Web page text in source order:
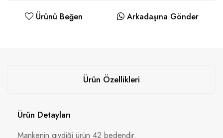
Ürünü Beğen Arkadaşına Gönder
Ürün Özellikleri
Ürün Detayları
Mankenin giydiği ürün 42 bedendir.